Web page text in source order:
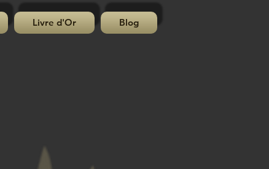
Livre d'Or Blog